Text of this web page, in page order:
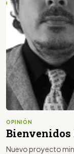
OPINIÓN
Bienvenidos
Nuevo proyecto